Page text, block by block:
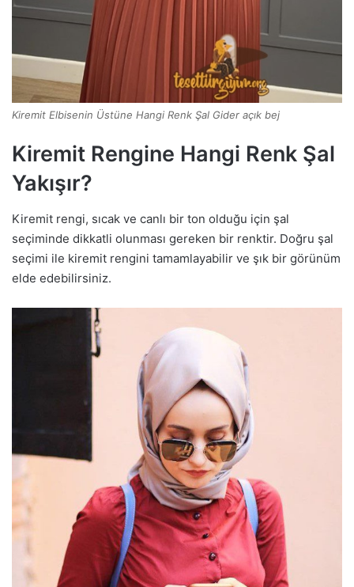
Kiremit Elbisenin Üstüne Hangi Renk Şal Gider açık bej
Kiremit Rengine Hangi Renk Şal
Yakışır?
Kiremit rengi, sıcak ve canlı bir ton olduğu için şal
seçiminde dikkatli olunması gereken bir renktir. Doğru şal
seçimi ile kiremit rengini tamamlayabilir ve şık bir görünüm
elde edebilirsiniz.